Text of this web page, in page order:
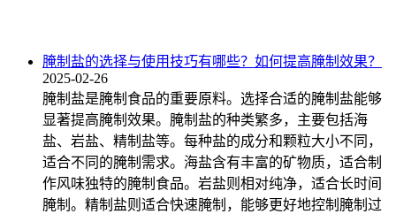
腌制盐的选择与使用技巧有哪些？如何提高腌制效果？
2025-02-26
腌制盐是腌制食品的重要原料。选择合适的腌制盐能够
显著提高腌制效果。腌制盐的种类繁多，主要包括海
盐、岩盐、精制盐等。每种盐的成分和颗粒大小不同，
适合不同的腌制需求。海盐含有丰富的矿物质，适合制
作风味独特的腌制食品。岩盐则相对纯净，适合长时间
腌制。精制盐则适合快速腌制，能够更好地控制腌制过